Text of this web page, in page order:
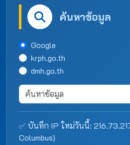
ค้นหาข้อมูล
Google
krph.go.th
dmh.go.th
✅ บันทึก IP ใหม่วันนี้:
Columbus)